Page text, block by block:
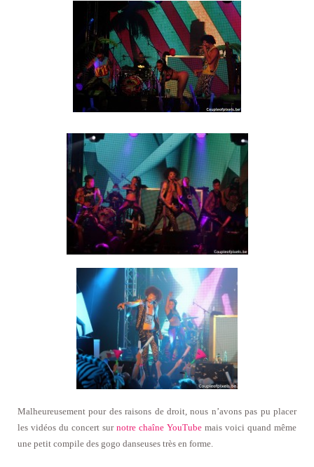
Malheureusement pour des raisons de droit, nous n’avons pas pu placer
les vidéos du concert sur notre chaîne YouTube mais voici quand même
une petit compile des gogo danseuses très en forme.